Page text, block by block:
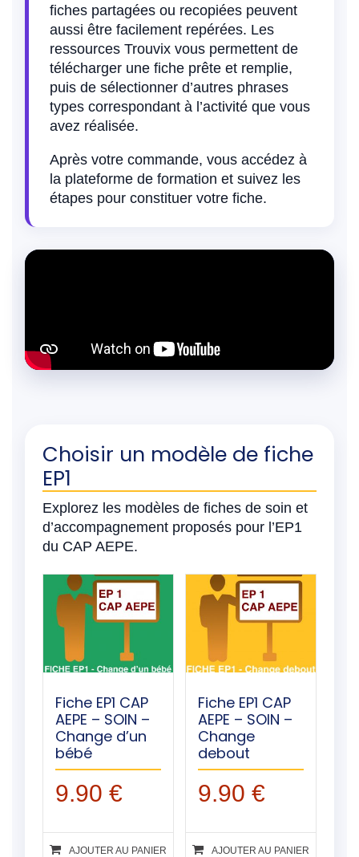
fiches partagées ou recopiées peuvent
aussi être facilement repérées. Les
ressources Trouvix vous permettent de
télécharger une fiche prête et remplie,
puis de sélectionner d’autres phrases
types correspondant à l’activité que vous
avez réalisée.
Après votre commande, vous accédez à
la plateforme de formation et suivez les
étapes pour constituer votre fiche.
Choisir un modèle de fiche
EP1
Explorez les modèles de fiches de soin et
d’accompagnement proposés pour l’EP1
du CAP AEPE.
Fiche EP1 CAP
AEPE – SOIN –
Change d’un
bébé
9.90 €
AJOUTER AU PANIER
Fiche EP1 CAP
AEPE – SOIN –
Change
debout
9.90 €
AJOUTER AU PANIER